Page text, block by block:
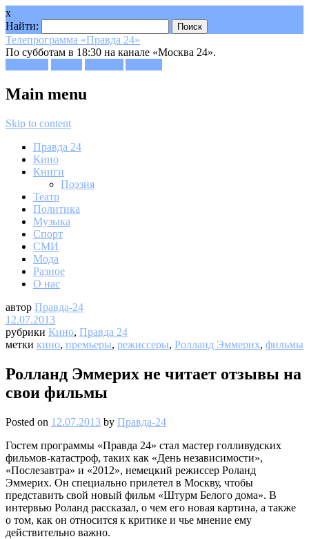
x
Найти:
Телепрограмма «Правда 24»
По субботам в 18:30 на канале «Москва 24».
Main menu
Skip to content
Правда 24
Кино
Книги
Поэзия
Театр
Политика
Музыка
Спорт
СМИ
Мода
Разное
О нас
автор Правда-24
12.07.2013
рубрики Кино, Правда 24
метки кино, премьеры, режиссеры, Ролланд Эммерих, фильмы
Ролланд Эммерих не читает отзывы на
свои фильмы
Posted on 12.07.2013 by Правда-24
Гостем программы «Правда 24» стал мастер голливудских
фильмов-катастроф, таких как «День независимости»,
«Послезавтра» и «2012», немецкий режиссер Роланд
Эммерих. Он специально прилетел в Москву, чтобы
представить свой новый фильм «Штурм Белого дома». В
интервью Роланд рассказал, о чем его новая картина, а также
о том, как он относится к критике и чье мнение ему
действительно важно.